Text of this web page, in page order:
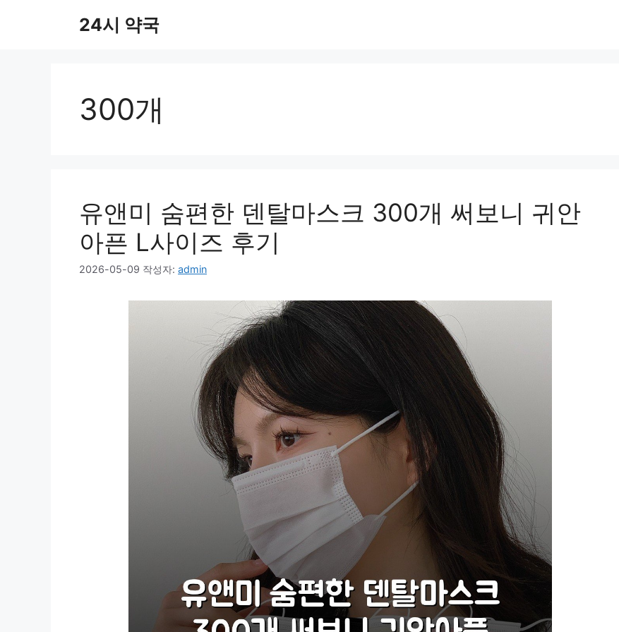
24시 약국
300개
유앤미 숨편한 덴탈마스크 300개 써보니 귀안
아픈 L사이즈 후기
2026-05-09 작성자: admin